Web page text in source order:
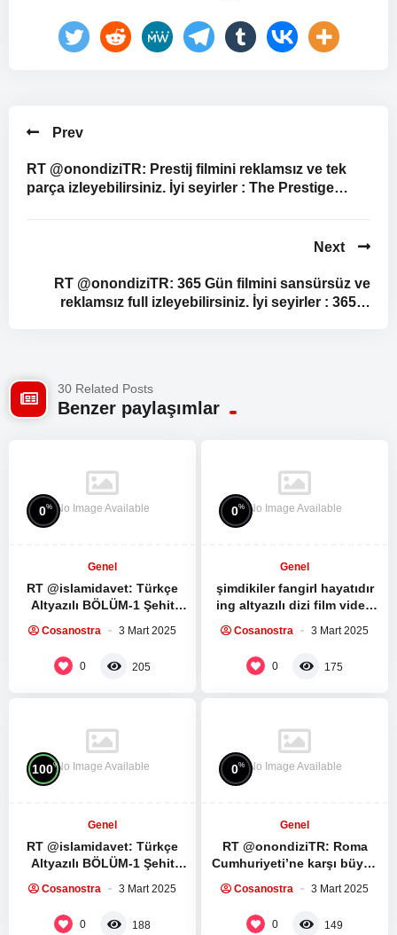
Prev
RT @onondiziTR: Prestij filmini reklamsız ve tek
parça izleyebilirsiniz. İyi seyirler : The Prestige…
Next
RT @onondiziTR: 365 Gün filmini sansürsüz ve
reklamsız full izleyebilirsiniz. İyi seyirler : 365…
30 Related Posts
Benzer paylaşımlar
No Image Available
0%
Genel
RT @islamidavet: Türkçe
Altyazılı BÖLÜM-1 Şehit
medya sitesi ile yaptığı
Cosanostra 3 Mart 2025
0 205
No Image Available
0%
Genel
şimdikiler fangirl hayatıdır
ing altyazılı dizi film video
sahip değil mi…
Cosanostra 3 Mart 2025
0 175
No Image Available
100%
Genel
RT @islamidavet: Türkçe
Altyazılı BÖLÜM-1 Şehit
medya sitesi ile yaptığı
Cosanostra 3 Mart 2025
0 188
No Image Available
0%
Genel
RT @onondiziTR: Roma
Cumhuriyeti’ne karşı büyük
Spartacus Dizisinin ilk 5
bölümünü…
Cosanostra 3 Mart 2025
0 149